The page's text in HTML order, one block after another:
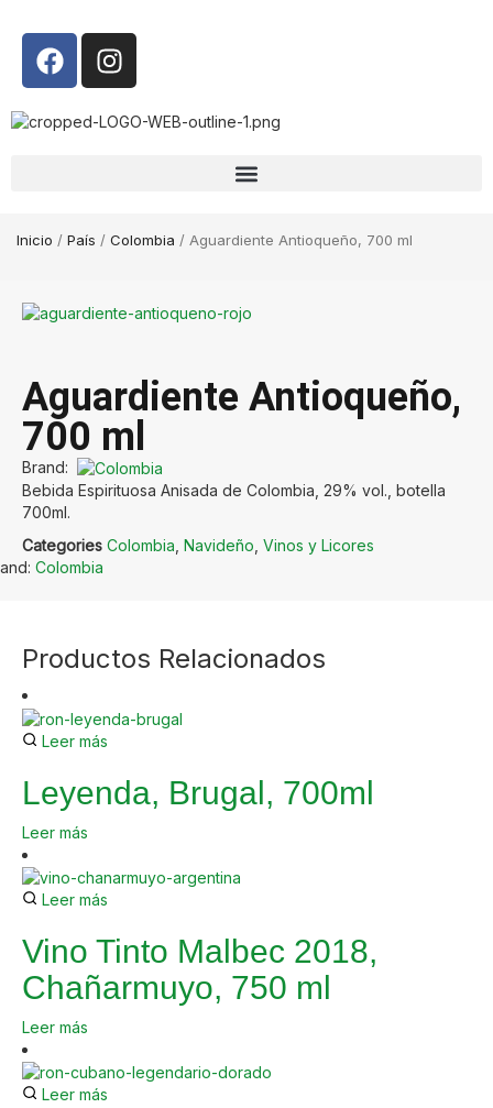
Inicio / País / Colombia / Aguardiente Antioqueño, 700 ml
Aguardiente Antioqueño,
700 ml
Brand:
Bebida Espirituosa Anisada de Colombia, 29% vol., botella
700ml.
Categories Colombia Navideño Vinos y Licores
Colombia
Productos Relacionados
Leer más
Leyenda, Brugal, 700ml
Leer más
Leer más
Vino Tinto Malbec 2018,
Chañarmuyo, 750 ml
Leer más
Leer más